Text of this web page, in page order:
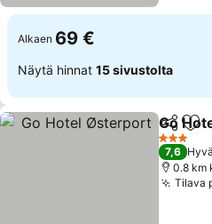
Alkaen 69 €
Näytä hinnat 15 sivustolta
Jaa
Go
3
7,6 Hyvä
0.8 km
Tilava